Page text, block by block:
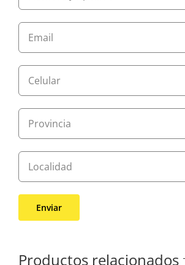
Productos relacionados